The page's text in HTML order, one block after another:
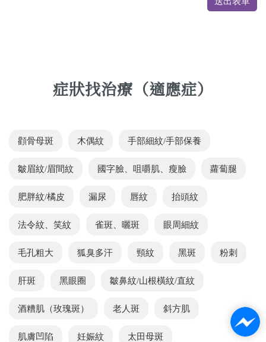
症狀找治療（適應症）
顴骨母斑 木偶紋 手部細紋/手部保養
皺眉紋/眉間紋 國字臉、咀嚼肌、瘦臉 蘿蔔腿
肥胖紋/橘皮 漏尿 唇紋 抬頭紋
法令紋、笑紋 雀斑、曬斑 眼周細紋
毛孔粗大 狐臭多汗 頸紋 黑斑 粉刺
肝斑 黑眼圈 皺鼻紋/山根橫紋/直紋
酒糟肌（玫瑰斑） 老人斑 斜方肌
肌膚凹陷 妊娠紋 太田母斑